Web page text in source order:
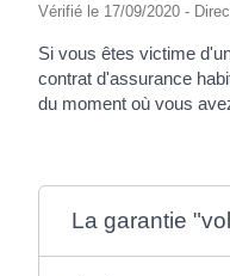
Vérifié le 17/09/2020 -
Si vous êtes victime
contrat d'assurance
du moment où vous
La garantie